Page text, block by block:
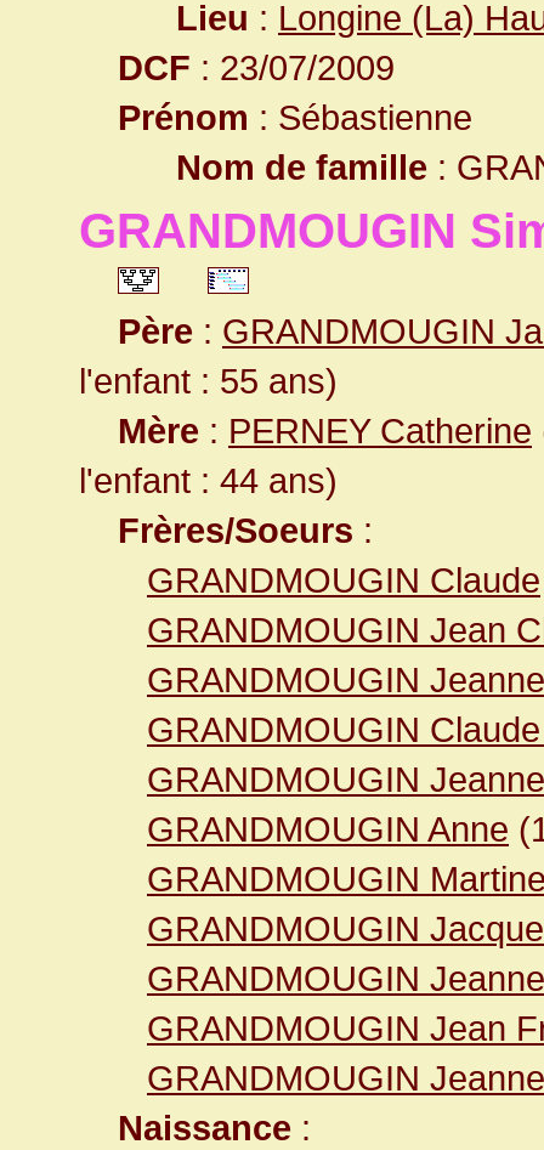
Lieu : Longine (La)
DCF : 23/07/2009
Prénom : Sébastienne
Nom de famille :
GRANDMOUGIN
Père : GRANDMOUGIN
l'enfant : 55 ans)
Mère : PERNEY Catherine
l'enfant : 44 ans)
Frères/Soeurs :
GRANDMOUGIN Claude
GRANDMOUGIN Jean
GRANDMOUGIN
GRANDMOUGIN
GRANDMOUGIN
GRANDMOUGIN Anne
GRANDMOUGIN
GRANDMOUGIN
GRANDMOUGIN
GRANDMOUGIN Jean
GRANDMOUGIN
Naissance :